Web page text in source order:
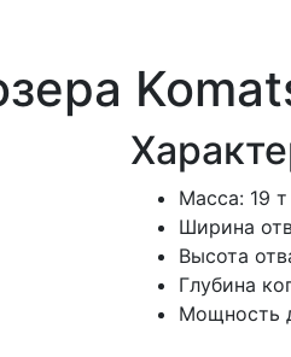
Масса: 19 т
Ширина
Высота
Глубина
Мощность